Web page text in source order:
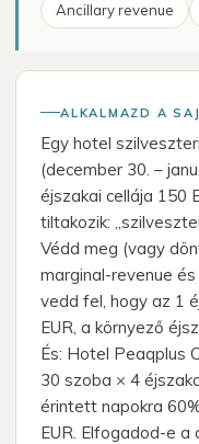
Ancillary revenue
ALKALMAZD A
Egy hotel
(december 30. –
éjszakai cellája 150
tiltakozik:
Védd meg (vagy
marginal-revenue
vedd fel, hogy az 1
EUR, a környező
És: Hotel Peaqplus
30 szoba × 4
érintett napokra
EUR. Elfogadod-e